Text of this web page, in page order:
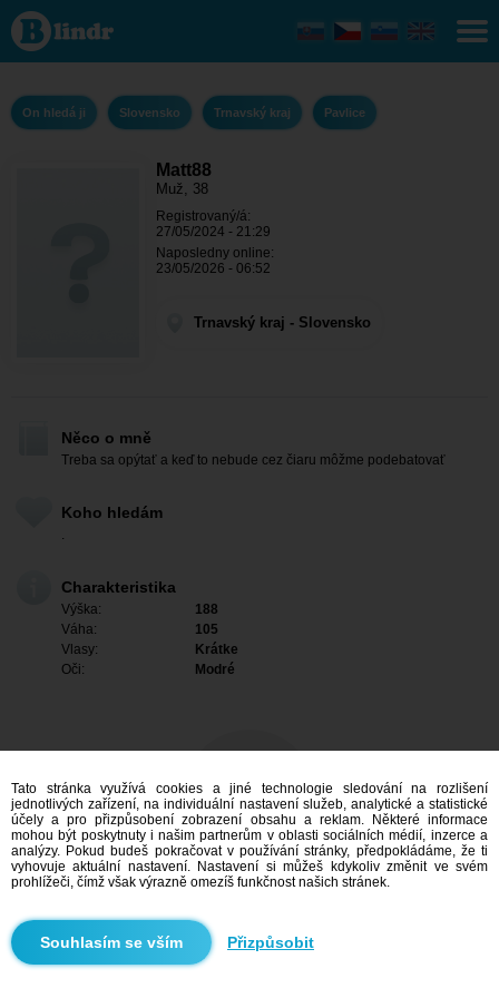
Matt88 -
On hledá
Trnavský
Pavlice
On hledá ji Slovensko Trnavský kraj Pavlice
Matt88
Muž, 38
Registrovaný/á:
27/05/2024 - 21:29
Naposledny online:
23/05/2026 - 06:52
Trnavský kraj - Slovensko
Něco o mně
Treba sa opýtať a keď to nebude cez čiaru môžme podebatovať
Koho hledám
.
Charakteristika
Výška:
188
Váha:
105
Vlasy:
Krátke
Oči:
Modré
Mám zájem
Vyhledávání
Tato stránka využívá cookies a jiné technologie sledování na rozlišení
jednotlivých zařízení, na individuální nastavení služeb, analytické a statistické
účely a pro přizpůsobení zobrazení obsahu a reklam. Některé informace
mohou být poskytnuty i našim partnerům v oblasti sociálních médií, inzerce a
analýzy. Pokud budeš pokračovat v používání stránky, předpokládáme, že ti
vyhovuje aktuální nastavení. Nastavení si můžeš kdykoliv změnit ve svém
prohlížeči, čímž však výrazně omezíš funkčnost našich stránek.
Přizpůsobit